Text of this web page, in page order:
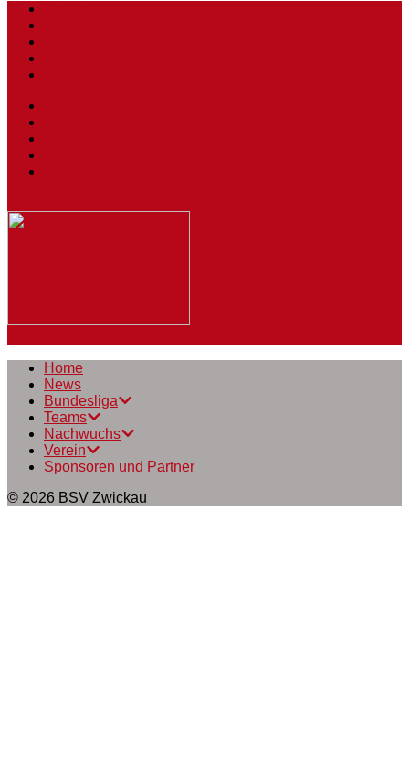
Home
News
Bundesliga
Teams
Nachwuchs
Verein
Sponsoren und Partner
© 2026 BSV Zwickau